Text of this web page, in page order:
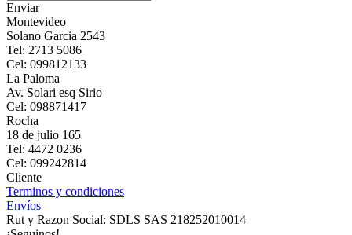
Enviar
Montevideo
Solano Garcia 2543
Tel: 2713 5086
Cel: 099812133
La Paloma
Av. Solari esq Sirio
Cel: 098871417
Rocha
18 de julio 165
Tel: 4472 0236
Cel: 099242814
Cliente
Terminos y condiciones
Envíos
Rut y Razon Social: SDLS SAS 218252010014